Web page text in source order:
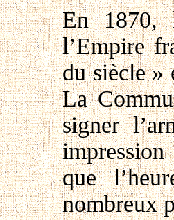
En 1870,
l’Empire
du siècle »
La
signer
que
nombreux